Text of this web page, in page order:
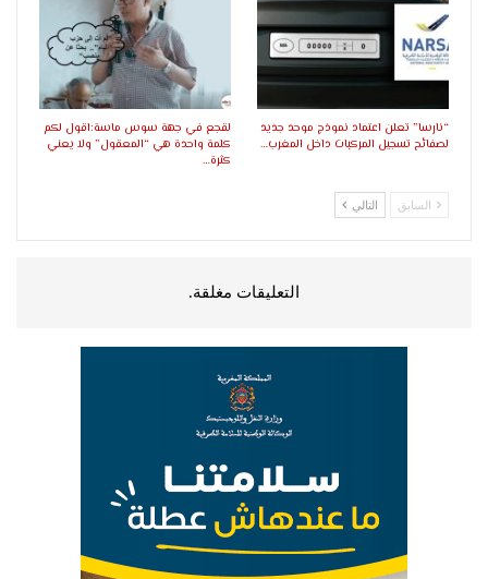
“نارسا” تعلن اعتماد نموذج موحد جديد
لصفائح تسجيل المركبات داخل المغرب…
لقجع في جهة سوس ماسة:اقول لكم
كلمة واحدة هي “المعقول” ولا يعني
كثرة…
السابق التالي
التعليقات مغلقة.